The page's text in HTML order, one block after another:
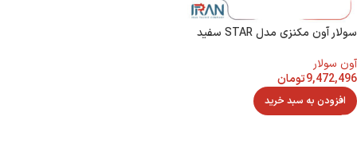
سولار آون مکنزی مدل STAR سفید
آون سولار
9,472,496تومان
افزودن به سبد خرید